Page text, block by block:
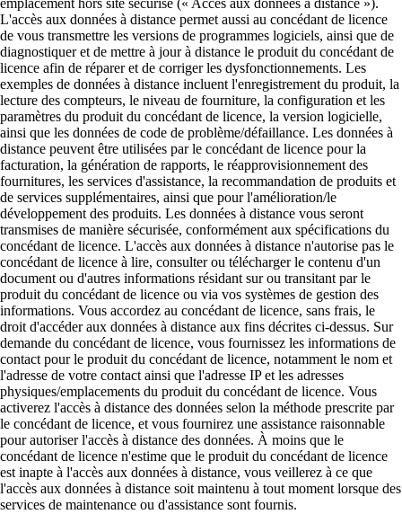
emplacement hors site sécurisé (« Accès aux données à distance »).
L'accès aux données à distance permet aussi au concédant de licence
de vous transmettre les versions de programmes logiciels, ainsi que de
diagnostiquer et de mettre à jour à distance le produit du concédant de
licence afin de réparer et de corriger les dysfonctionnements. Les
exemples de données à distance incluent l'enregistrement du produit, la
lecture des compteurs, le niveau de fourniture, la configuration et les
paramètres du produit du concédant de licence, la version logicielle,
ainsi que les données de code de problème/défaillance. Les données à
distance peuvent être utilisées par le concédant de licence pour la
facturation, la génération de rapports, le réapprovisionnement des
fournitures, les services d'assistance, la recommandation de produits et
de services supplémentaires, ainsi que pour l'amélioration/le
développement des produits. Les données à distance vous seront
transmises de manière sécurisée, conformément aux spécifications du
concédant de licence. L'accès aux données à distance n'autorise pas le
concédant de licence à lire, consulter ou télécharger le contenu d'un
document ou d'autres informations résidant sur ou transitant par le
produit du concédant de licence ou via vos systèmes de gestion des
informations. Vous accordez au concédant de licence, sans frais, le
droit d'accéder aux données à distance aux fins décrites ci-dessus. Sur
demande du concédant de licence, vous fournissez les informations de
contact pour le produit du concédant de licence, notamment le nom et
l'adresse de votre contact ainsi que l'adresse IP et les adresses
physiques/emplacements du produit du concédant de licence. Vous
activerez l'accès à distance des données selon la méthode prescrite par
le concédant de licence, et vous fournirez une assistance raisonnable
pour autoriser l'accès à distance des données. À moins que le
concédant de licence n'estime que le produit du concédant de licence
est inapte à l'accès aux données à distance, vous veillerez à ce que
l'accès aux données à distance soit maintenu à tout moment lorsque des
services de maintenance ou d'assistance sont fournis.